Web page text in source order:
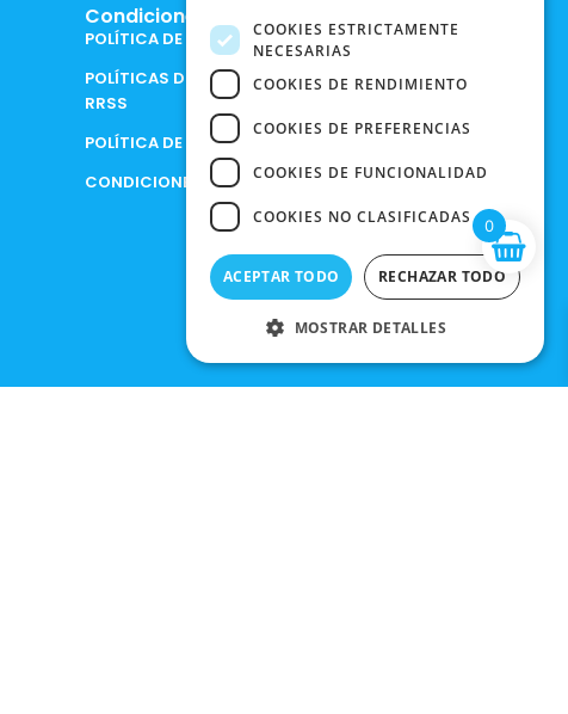
Condiciones Legales
POLÍTICA DE COOKIES
POLÍTICAS DE PRIVACIDAD EN
RRSS
POLÍTICA DE PRIVACIDAD
CONDICIONES DE COMPRA
0
COOKIES ESTRICTAMENTE
NECESARIAS
COOKIES DE RENDIMIENTO
COOKIES DE PREFERENCIAS
COOKIES DE FUNCIONALIDAD
COOKIES NO CLASIFICADAS
ACEPTAR TODO RECHAZAR TODO
MOSTRAR DETALLES